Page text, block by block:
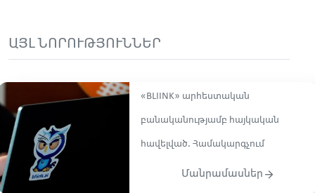
ԱՅԼ ՆՈՐՈՒԹՅՈՒՆՆԵՐ
«BLIINK» արհեստական
բանականությամբ հայկական
հավելված. Համակարգչում
Մանրամասներ